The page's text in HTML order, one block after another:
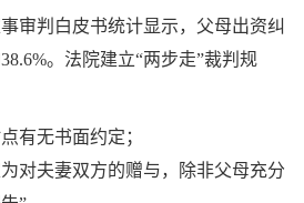
审判白皮书统计显示，父母出资纠
。法院建立“两步走”裁判规
有无书面约定；
对夫妻双方的赠与，除非父母充分